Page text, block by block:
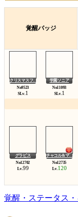
覚醒バッジ
クリスマスフ… 学園ソニア
SLv. 1 SLv. 1
グラビス チャコル&マ…
Lv.99 Lv.120
覚醒・ステータス